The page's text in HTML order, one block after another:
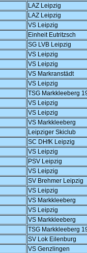
LAZ Leipzig
LAZ Leipzig
VS Leipzig
Einheit Eutritzsch
SG LVB Leipzig
VS Leipzig
VS Leipzig
VS Markranstädt
VS Leipzig
TSG Markkleeberg
VS Leipzig
VS Leipzig
VS Markkleeberg
Leipziger Skiclub
SC DHfK Leipzig
VS Leipzig
PSV Leipzig
VS Leipzig
SV Brehmer Leipzig
VS Leipzig
VS Markkleeberg
VS Leipzig
VS Markkleeberg
TSG Markkleeberg
SV Lok Eilenburg
VS Genzlingen